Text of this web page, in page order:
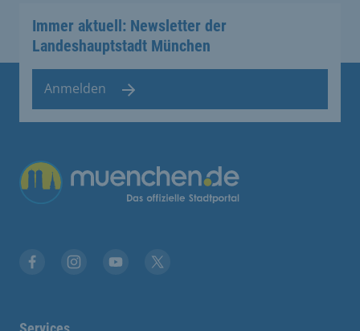
Immer aktuell: Newsletter der
Landeshauptstadt München
Anmelden
Übergreifende Links